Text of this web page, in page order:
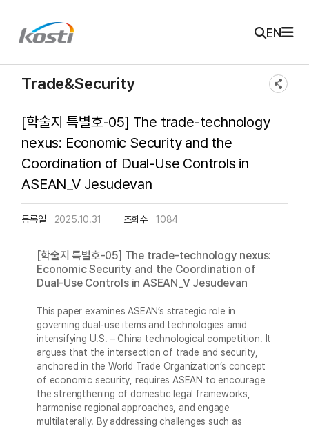
KOSTI 메인 페이지로 이동 EN
Trade&Security
[학술지 특별호-05] The trade-technology
nexus: Economic Security and the
Coordination of Dual-Use Controls in
ASEAN_V Jesudevan
등록일 2025.10.31 조회수 1084
[학술지 특별호-05] The trade-technology nexus:
Economic Security and the Coordination of
Dual-Use Controls in ASEAN_V Jesudevan
This paper examines ASEAN’s strategic role in
governing dual-use items and technologies amid
intensifying U.S. – China technological competition. It
argues that the intersection of trade and security,
anchored in the World Trade Organization’s concept
of economic security, requires ASEAN to encourage
the strengthening of domestic legal frameworks,
harmonise regional approaches, and engage
multilaterally. By addressing challenges such as